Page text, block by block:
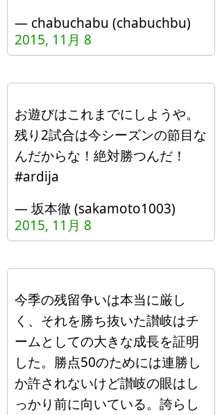
— chabuchabu (chabuchbu)
2015, 11月 8
お遊びはこれまでにしようや。
残り2試合は今シーズンの節目な
んだからな！絶対勝つんだ！
#ardija
— 坂本徹 (sakamoto1003)
2015, 11月 8
今季の残留争いは本当に厳し
く、それを勝ち抜いた讃岐はチ
ームとしての大きな成長を証明
した。勝点50のためには連勝し
か許されないけど讃岐の眼はし
っかり前に向いている。誇らし